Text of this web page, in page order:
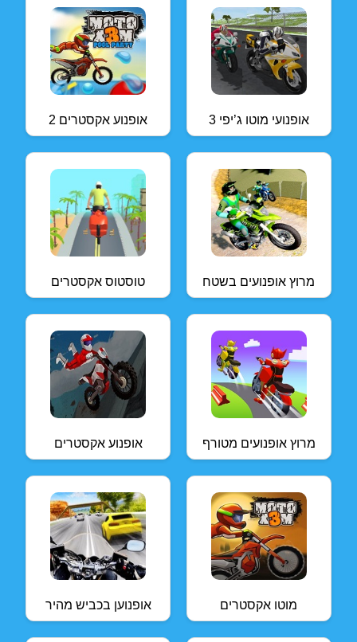
אופנוע אקסטרים 2 אופנועי מוטו ג’יפי 3
טוסטוס אקסטרים מרוץ אופנועים בשטח
אופנוע אקסטרים מרוץ אופנועים מטורף
אופנוען בכביש מהיר מוטו אקסטרים